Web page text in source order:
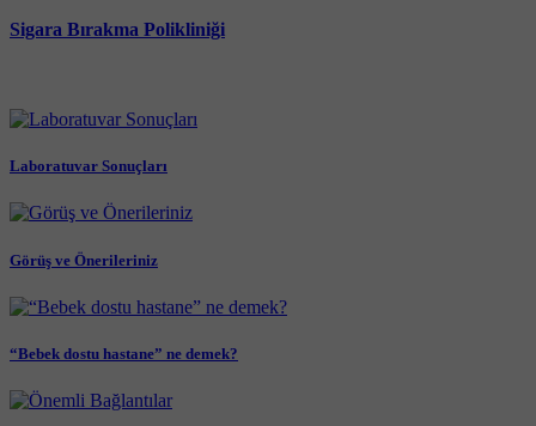
Sigara Bırakma Polikliniği
Laboratuvar Sonuçları
Görüş ve Önerileriniz
“Bebek dostu hastane” ne demek?